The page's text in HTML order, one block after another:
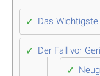
Das Wichtigste
Der Fall vor